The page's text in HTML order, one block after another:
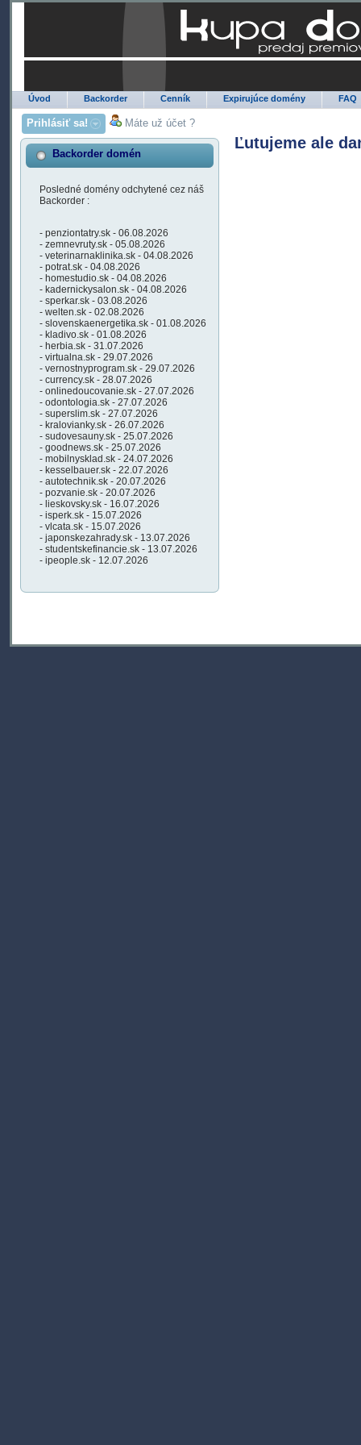
Úvod Backorder Cenník Expirujúce domény FAQ
Prihlásiť sa! Máte už účet ?
Backorder domén
Posledné domény odchytené cez náš
Backorder :
- penziontatry.sk - 06.08.2026
- zemnevruty.sk - 05.08.2026
- veterinarnaklinika.sk - 04.08.2026
- potrat.sk - 04.08.2026
- homestudio.sk - 04.08.2026
- kadernickysalon.sk - 04.08.2026
- sperkar.sk - 03.08.2026
- welten.sk - 02.08.2026
- slovenskaenergetika.sk - 01.08.2026
- kladivo.sk - 01.08.2026
- herbia.sk - 31.07.2026
- virtualna.sk - 29.07.2026
- vernostnyprogram.sk - 29.07.2026
- currency.sk - 28.07.2026
- onlinedoucovanie.sk - 27.07.2026
- odontologia.sk - 27.07.2026
- superslim.sk - 27.07.2026
- kralovianky.sk - 26.07.2026
- sudovesauny.sk - 25.07.2026
- goodnews.sk - 25.07.2026
- mobilnysklad.sk - 24.07.2026
- kesselbauer.sk - 22.07.2026
- autotechnik.sk - 20.07.2026
- pozvanie.sk - 20.07.2026
- lieskovsky.sk - 16.07.2026
- isperk.sk - 15.07.2026
- vlcata.sk - 15.07.2026
- japonskezahrady.sk - 13.07.2026
- studentskefinancie.sk - 13.07.2026
- ipeople.sk - 12.07.2026
Ľutujeme ale